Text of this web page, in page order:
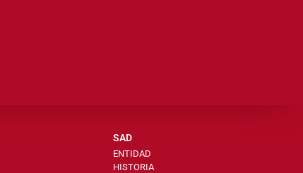
SAD
ENTIDAD
HISTORIA